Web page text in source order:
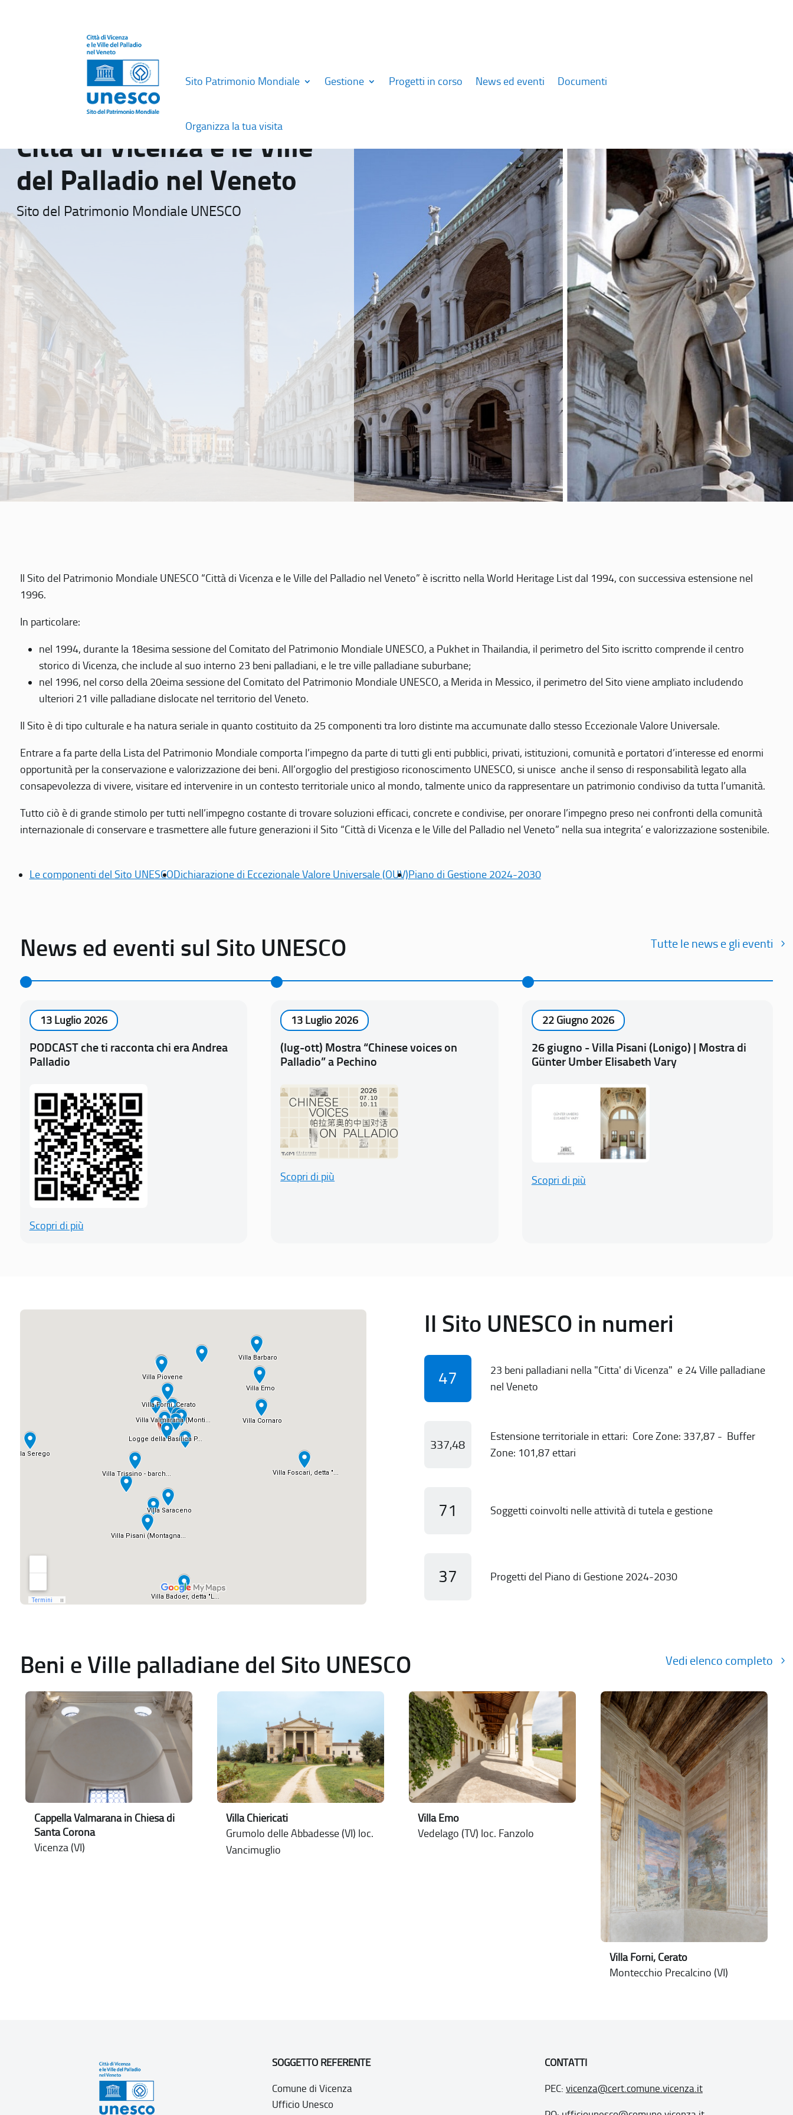
Sito Patrimonio Mondiale Gestione Progetti in corso News ed eventi Documenti
Organizza la tua visita
Città di Vicenza e le Ville
del Palladio nel Veneto
Sito del Patrimonio Mondiale UNESCO
Il Sito del Patrimonio Mondiale UNESCO “Città di Vicenza e le Ville del Palladio nel Veneto” è iscritto nella World Heritage List dal 1994, con successiva estensione nel
1996.
In particolare:
nel 1994, durante la 18esima sessione del Comitato del Patrimonio Mondiale UNESCO, a Pukhet in Thailandia, il perimetro del Sito iscritto comprende il centro
storico di Vicenza, che include al suo interno 23 beni palladiani, e le tre ville palladiane suburbane;
nel 1996, nel corso della 20eima sessione del Comitato del Patrimonio Mondiale UNESCO, a Merida in Messico, il perimetro del Sito viene ampliato includendo
ulteriori 21 ville palladiane dislocate nel territorio del Veneto.
Il Sito è di tipo culturale e ha natura seriale in quanto costituito da 25 componenti tra loro distinte ma accumunate dallo stesso Eccezionale Valore Universale.
Entrare a fa parte della Lista del Patrimonio Mondiale comporta l’impegno da parte di tutti gli enti pubblici, privati, istituzioni, comunità e portatori d’interesse ed enormi
opportunità per la conservazione e valorizzazione dei beni. All’orgoglio del prestigioso riconoscimento UNESCO, si unisce anche il senso di responsabilità legato alla
consapevolezza di vivere, visitare ed intervenire in un contesto territoriale unico al mondo, talmente unico da rappresentare un patrimonio condiviso da tutta l’umanità.
Tutto ciò è di grande stimolo per tutti nell’impegno costante di trovare soluzioni efficaci, concrete e condivise, per onorare l’impegno preso nei confronti della comunità
internazionale di conservare e trasmettere alle future generazioni il Sito “Città di Vicenza e le Ville del Palladio nel Veneto” nella sua integrita’ e valorizzazione sostenibile.
Le componenti del Sito UNESCODichiarazione di Eccezionale Valore Universale (OUV)Piano di Gestione 2024-2030
News ed eventi sul Sito UNESCO Tutte le news e gli eventi
13 Luglio 2026
PODCAST che ti racconta chi era Andrea
Palladio
Scopri di più
13 Luglio 2026
(lug-ott) Mostra “Chinese voices on
Palladio” a Pechino
Scopri di più
22 Giugno 2026
26 giugno - Villa Pisani (Lonigo) | Mostra di
Günter Umber Elisabeth Vary
Scopri di più
Il Sito UNESCO in numeri
47
23 beni palladiani nella "Citta' di Vicenza" e 24 Ville palladiane
nel Veneto
337,48
Estensione territoriale in ettari: Core Zone: 337,87 - Buffer
Zone: 101,87 ettari
71 Soggetti coinvolti nelle attività di tutela e gestione
37 Progetti del Piano di Gestione 2024-2030
Beni e Ville palladiane del Sito UNESCO Vedi elenco completo
Cappella Valmarana in Chiesa di
Santa Corona
Vicenza (VI)
Villa Chiericati
Grumolo delle Abbadesse (VI) loc.
Vancimuglio
Villa Emo
Vedelago (TV) loc. Fanzolo
Villa Forni, Cerato
Montecchio Precalcino (VI)
SOGGETTO REFERENTE
Comune di Vicenza
Ufficio Unesco
CONTATTI
PEC: vicenza@cert.comune.vicenza.it